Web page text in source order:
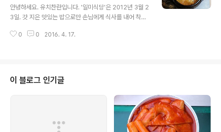
니 - 일미식당 2호점
안녕하세요. 유치찬란입니다. '일미식당'은 2012년 3월 2
3일. 갓 지은 맛있는 밥으로만 손님에게 식사를 내어 착한
특집 제작진의 인터뷰에서 김 진 기자. 정 회욱 CP (제작1
0 0 2016. 4. 17.
이 블로그 인기글